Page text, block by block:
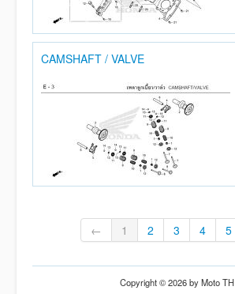
CAMSHAFT / VALVE
← 1 2 3 4 5
Copyright © 2026 by Moto TH